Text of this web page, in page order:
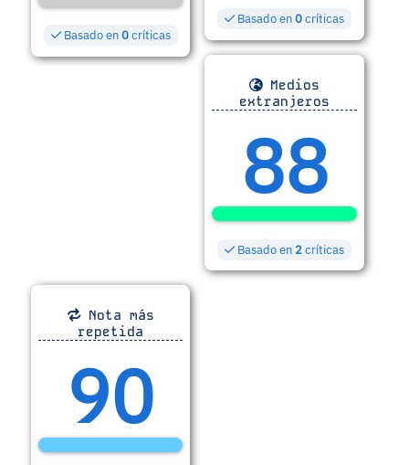
Basado en0críticas
Basado en0críticas
Medios
extranjeros
88
Basado en 2críticas
Nota más
repetida
90